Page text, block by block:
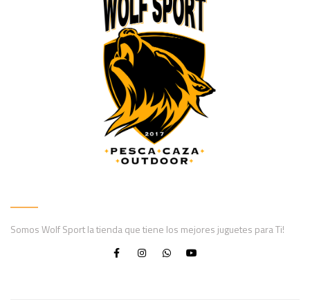
Somos Wolf Sport la tienda que tiene los mejores juguetes para Ti!